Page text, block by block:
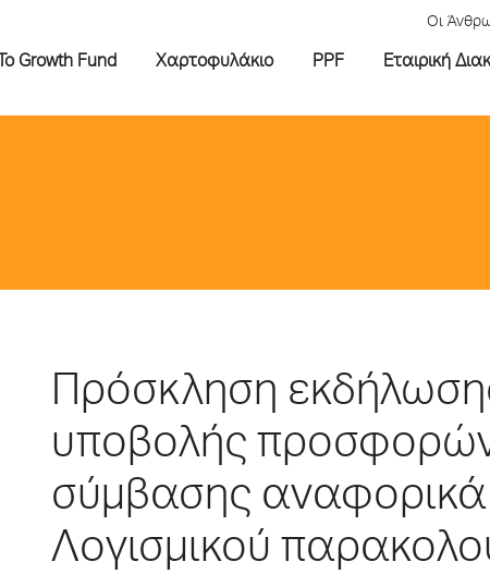
Οι
Το Growth Fund Χαρτοφυλάκιο PPF Εταιρική
Πρόσκληση
υποβολής
σύμβασης αναφορικά
Λογισμικού